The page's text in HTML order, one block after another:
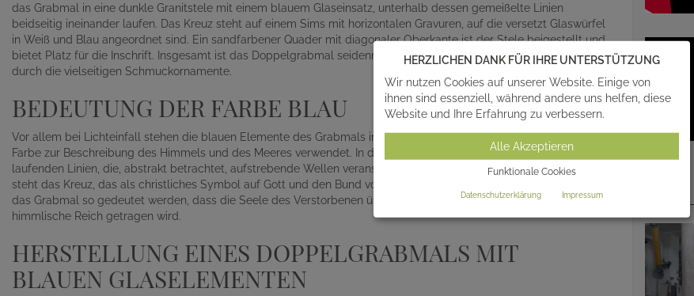
das Grabmal in eine dunkle Granitstele mit einem blauem Glaseinsatz, unterhalb dessen gemeißelte Linien
beidseitig ineinander laufen. Das Kreuz steht auf einem Sims mit horizontalen Gravuren, auf die versetzt Glaswürfel
in Weiß und Blau angeordnet sind. Ein sandfarbener Quader mit diagonaler Oberkante ist der Stele beigestellt und
bietet Platz für die Inschrift. Insgesamt ist das Doppelgrabmal seidenmatt geschliffen und wirkt äußerst belebt
durch die vielseitigen Schmuckornamente.
BEDEUTUNG DER FARBE BLAU
Vor allem bei Lichteinfall stehen die blauen Elemente des Grabmals im Fokus des Betrachters. Dabei wird die
Farbe zur Beschreibung des Himmels und des Meeres verwendet. In diese Assoziation mischen sich die ineinander
laufenden Linien, die, abstrakt betrachtet, aufstrebende Wellen veranschaulichen. Im Vordergrund vor diesem Bild
steht das Kreuz, das als christliches Symbol auf Gott und den Bund von Himmel und Erde hinweist. Allgemein kann
das Grabmal so gedeutet werden, dass die Seele des Verstorbenen über das Meer hinweg ins Jenseits oder das
himmlische Reich getragen wird.
HERSTELLUNG EINES DOPPELGRABMALS MIT
BLAUEN GLASELEMENTEN
HERZLICHEN DANK FÜR IHRE UNTERSTÜTZUNG
Wir nutzen Cookies auf unserer Website. Einige von
ihnen sind essenziell, während andere uns helfen, diese
Website und Ihre Erfahrung zu verbessern.
Alle Akzeptieren
Funktionale Cookies
Datenschutzerklärung Impressum